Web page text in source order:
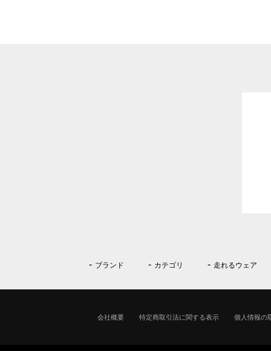
ブランド カテゴリ 走れるウェア
会社概要 特定商取引法に関する表示 個人情報の